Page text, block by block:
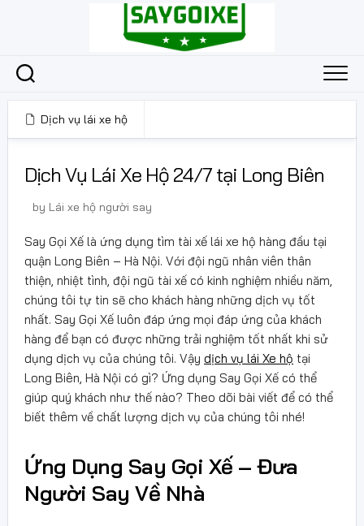
Dịch vụ lái xe hộ
Dịch Vụ Lái Xe Hộ 24/7 tại Long Biên
by Lái xe hộ người say
Say Gọi Xế là ứng dụng tìm tài xế lái xe hộ hàng đầu tại
quận Long Biên – Hà Nội. Với đội ngũ nhân viên thân
thiện, nhiệt tình, đội ngũ tài xế có kinh nghiệm nhiều năm,
chúng tôi tự tin sẽ cho khách hàng những dịch vụ tốt
nhất. Say Gọi Xế luôn đáp ứng mọi đáp ứng của khách
hàng để bạn có được những trải nghiệm tốt nhất khi sử
dụng dịch vụ của chúng tôi. Vậy dịch vụ lái Xe hộ tại
Long Biên, Hà Nội có gì? Ứng dụng Say Gọi Xế có thể
giúp quý khách như thế nào? Theo dõi bài viết để có thể
biết thêm về chất lượng dịch vụ của chúng tôi nhé!
Ứng Dụng Say Gọi Xế – Đưa
Người Say Về Nhà